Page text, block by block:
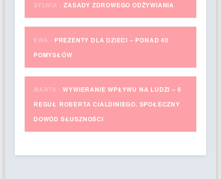
SYLWIA -ZASADY ZDROWEGO ODŻYWIANIA
EWA - PREZENTY DLA DZIECI – PONAD 40
POMYSŁÓW
MARTA -WYWIERANIE WPŁYWU NA LUDZI – 6
REGUŁ ROBERTA CIALDINIEGO. SPOŁECZNY
DOWÓD SŁUSZNOŚCI